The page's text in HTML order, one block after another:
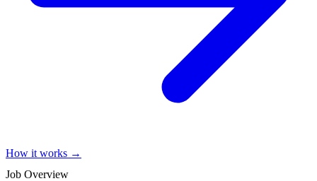
How it works →
Job Overview